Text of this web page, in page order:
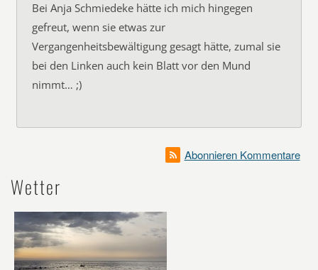
Bei Anja Schmiedeke hätte ich mich hingegen
gefreut, wenn sie etwas zur
Vergangenheitsbewältigung gesagt hätte, zumal sie
bei den Linken auch kein Blatt vor den Mund
nimmt… ;)
Abonnieren Kommentare
Wetter